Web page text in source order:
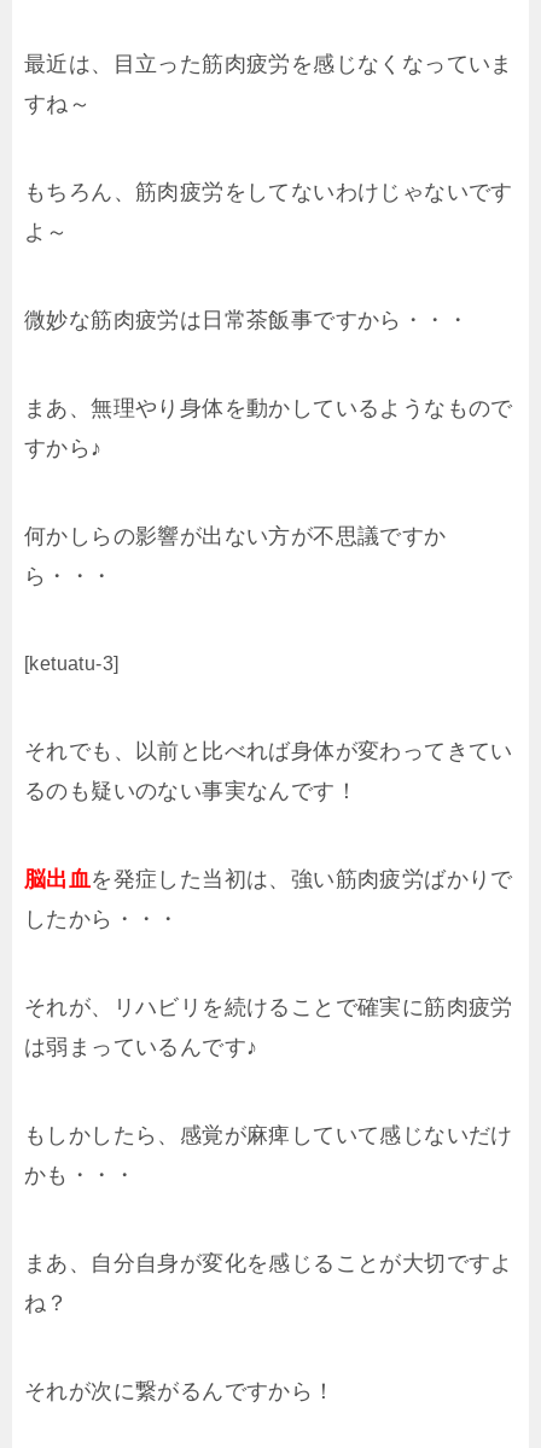
最近は、目立った筋肉疲労を感じなくなっていま
すね～
もちろん、筋肉疲労をしてないわけじゃないです
よ～
微妙な筋肉疲労は日常茶飯事ですから・・・
まあ、無理やり身体を動かしているようなもので
すから♪
何かしらの影響が出ない方が不思議ですか
ら・・・
[ketuatu-3]
それでも、以前と比べれば身体が変わってきてい
るのも疑いのない事実なんです！
脳出血を発症した当初は、強い筋肉疲労ばかりで
したから・・・
それが、リハビリを続けることで確実に筋肉疲労
は弱まっているんです♪
もしかしたら、感覚が麻痺していて感じないだけ
かも・・・
まあ、自分自身が変化を感じることが大切ですよ
ね？
それが次に繋がるんですから！